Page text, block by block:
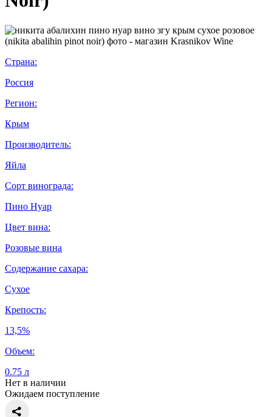
Страна:
Россия
Регион:
Крым
Производитель:
Яйла
Сорт винограда:
Пино Нуар
Цвет вина:
Розовые вина
Содержание сахара:
Сухое
Крепость:
13,5%
Объем:
0.75 л
Нет в наличии
Ожидаем поступление